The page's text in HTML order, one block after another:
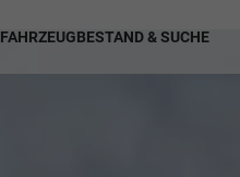
FAHRZEUGBESTAND & SUCHE